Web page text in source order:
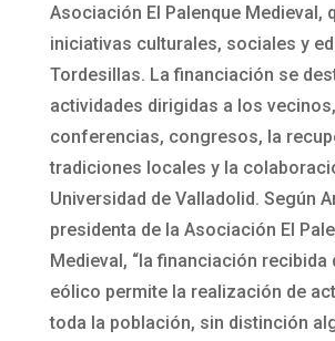
Asociación El Palenque Medieval,
iniciativas culturales, sociales y
Tordesillas. La financiación se
actividades dirigidas a los
conferencias, congresos, la
tradiciones locales y la
Universidad de Valladolid. Según
presidenta de la Asociación El
Medieval, “la financiación recibida
eólico permite la realización de
toda la población, sin distinción